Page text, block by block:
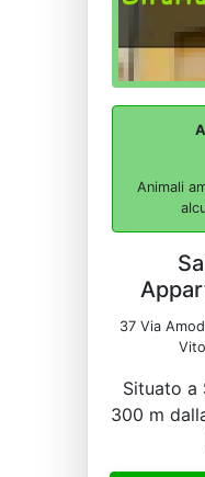
Animali
37 Via
Situato a
300 m